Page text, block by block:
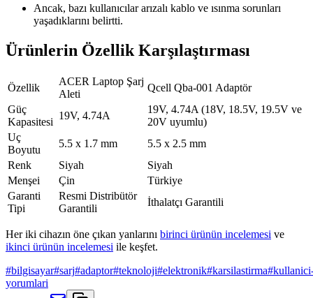
Ancak, bazı kullanıcılar arızalı kablo ve ısınma sorunları
yaşadıklarını belirtti.
Ürünlerin Özellik Karşılaştırması
Özellik
ACER Laptop Şarj
Aleti
Qcell Qba-001 Adaptör
Güç
Kapasitesi
19V, 4.74A
19V, 4.74A (18V, 18.5V, 19.5V ve
20V uyumlu)
Uç
Boyutu
5.5 x 1.7 mm
5.5 x 2.5 mm
Renk
Siyah
Siyah
Menşei
Çin
Türkiye
Garanti
Tipi
Resmi Distribütör
Garantili
İthalatçı Garantili
Her iki cihazın öne çıkan yanlarını birinci ürünün incelemesi ve
ikinci ürünün incelemesi ile keşfet.
#bilgisayar#sarj#adaptor#teknoloji#elektronik#karsilastirma#
yorumlari